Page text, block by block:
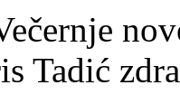
Tadić